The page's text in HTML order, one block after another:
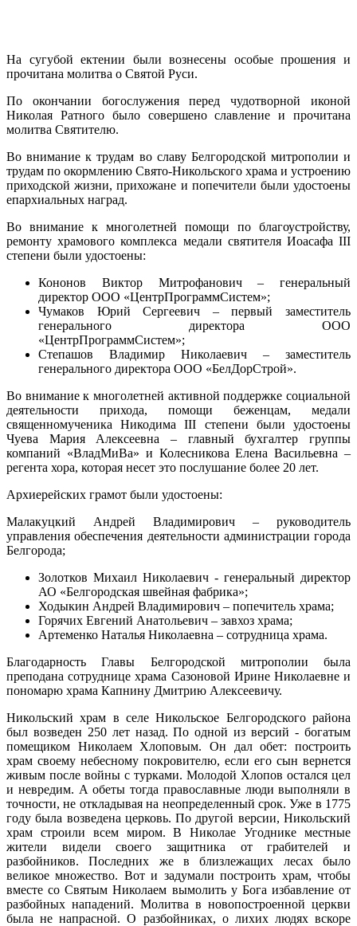
На сугубой ектении были вознесены особые прошения и
прочитана молитва о Святой Руси.
По окончании богослужения перед чудотворной иконой
Николая Ратного было совершено славление и прочитана
молитва Святителю.
Во внимание к трудам во славу Белгородской митрополии и
трудам по окормлению Свято-Никольского храма и устроению
приходской жизни, прихожане и попечители были удостоены
епархиальных наград.
Во внимание к многолетней помощи по благоустройству,
ремонту храмового комплекса медали святителя Иоасафа III
степени были удостоены:
Кононов Виктор Митрофанович – генеральный
директор ООО «ЦентрПрограммСистем»;
Чумаков Юрий Сергеевич – первый заместитель
генерального директора ООО
«ЦентрПрограммСистем»;
Степашов Владимир Николаевич – заместитель
генерального директора ООО «БелДорСтрой».
Во внимание к многолетней активной поддержке социальной
деятельности прихода, помощи беженцам, медали
священномученика Никодима III степени были удостоены
Чуева Мария Алексеевна – главный бухгалтер группы
компаний «ВладМиВа» и Колесникова Елена Васильевна –
регента хора, которая несет это послушание более 20 лет.
Архиерейских грамот были удостоены:
Малакуцкий Андрей Владимирович – руководитель
управления обеспечения деятельности администрации города
Белгорода;
Золотков Михаил Николаевич - генеральный директор
АО «Белгородская швейная фабрика»;
Ходыкин Андрей Владимирович – попечитель храма;
Горячих Евгений Анатольевич – завхоз храма;
Артеменко Наталья Николаевна – сотрудница храма.
Благодарность Главы Белгородской митрополии была
преподана сотруднице храма Сазоновой Ирине Николаевне и
пономарю храма Капнину Дмитрию Алексеевичу.
Никольский храм в селе Никольское Белгородского района
был возведен 250 лет назад. По одной из версий - богатым
помещиком Николаем Хлоповым. Он дал обет: построить
храм своему небесному покровителю, если его сын вернется
живым после войны с турками. Молодой Хлопов остался цел
и невредим. А обеты тогда православные люди выполняли в
точности, не откладывая на неопределенный срок. Уже в 1775
году была возведена церковь. По другой версии, Никольский
храм строили всем миром. В Николае Угоднике местные
жители видели своего защитника от грабителей и
разбойников. Последних же в близлежащих лесах было
великое множество. Вот и задумали построить храм, чтобы
вместе со Святым Николаем вымолить у Бога избавление от
разбойных нападений. Молитва в новопостроенной церкви
была не напрасной. О разбойниках, о лихих людях вскоре